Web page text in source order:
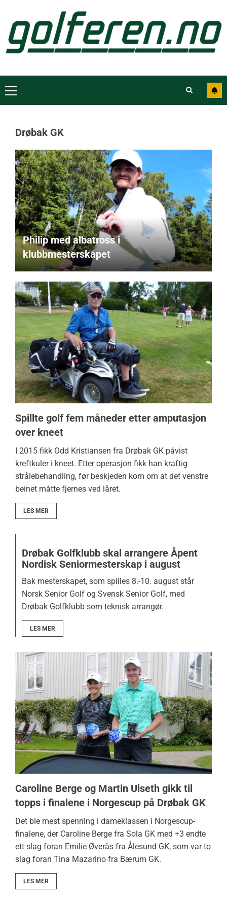
Drøbak GK
Philip med albatross i
klubbmesterskapet
Spillte golf fem måneder etter amputasjon
over kneet
I 2015 fikk Odd Kristiansen fra Drøbak GK påvist
kreftkuler i kneet. Etter operasjon fikk han kraftig
strålebehandling, før beskjeden kom om at det venstre
beinet måtte fjernes ved låret.
LES MER
Drøbak Golfklubb skal arrangere Åpent
Nordisk Seniormesterskap i august
Bak mesterskapet, som spilles 8.-10. august står
Norsk Senior Golf og Svensk Senior Golf, med
Drøbak Golfklubb som teknisk arrangør.
LES MER
Caroline Berge og Martin Ulseth gikk til
topps i finalene i Norgescup på Drøbak GK
Det ble mest spenning i dameklassen i Norgescup-
finalene, der Caroline Berge fra Sola GK med +3 endte
ett slag foran Emilie Øverås fra Ålesund GK, som var to
slag foran Tina Mazarino fra Bærum GK.
LES MER